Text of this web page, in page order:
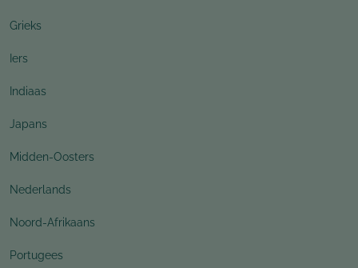
Grieks
Iers
Indiaas
Japans
Midden-Oosters
Nederlands
Noord-Afrikaans
Portugees